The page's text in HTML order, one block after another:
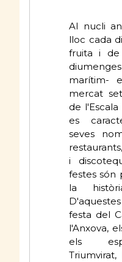
Al nucli
lloc cada
fruita i de
marítim-
mercat
de
es
seves
i
festes són
la
festa del
l'Anxova,
els